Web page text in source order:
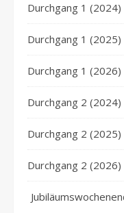
Durchgang 1 (2024)
Durchgang 1 (2025)
Durchgang 1 (2026)
Durchgang 2 (2024)
Durchgang 2 (2025)
Durchgang 2 (2026)